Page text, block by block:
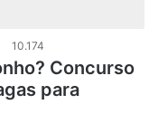
10.174
Concurso
para